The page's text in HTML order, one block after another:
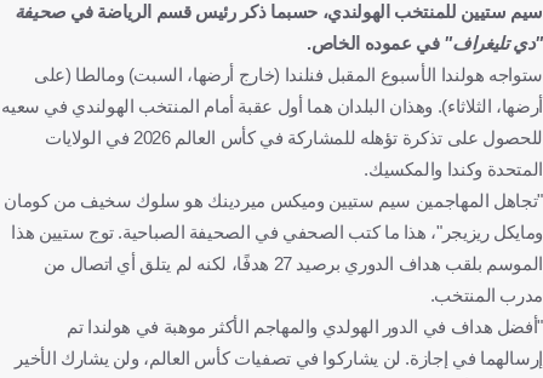
سيم ستيين للمنتخب الهولندي، حسبما ذكر رئيس قسم الرياضة فيصحيفة
"دي تليغراف"في عموده الخاص.
ستواجه هولندا الأسبوع المقبل فنلندا (خارج أرضها، السبت) ومالطا (على
أرضها، الثلاثاء). وهذان البلدان هما أول عقبة أمام المنتخب الهولندي في سعيه
للحصول على تذكرة تؤهله للمشاركة في كأس العالم 2026 في الولايات
المتحدة وكندا والمكسيك.
"تجاهل المهاجمين سيم ستيين وميكس ميردينك هو سلوك سخيف من كومان
ومايكل ريزيجر"، هذا ما كتب الصحفي في الصحيفة الصباحية. توج ستيين هذا
الموسم بلقب هداف الدوري برصيد 27 هدفًا، لكنه لم يتلق أي اتصال من
مدرب المنتخب.
"أفضل هداف في الدور الهولدي والمهاجم الأكثر موهبة في هولندا تم
إرسالهما في إجازة. لن يشاركوا في تصفيات كأس العالم، ولن يشارك الأخير